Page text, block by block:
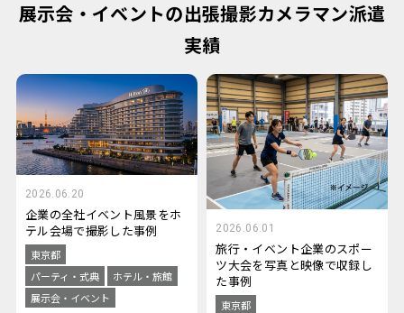
展示会・イベントの出張撮影カメラマン派遣
実績
2026.06.20
企業の全社イベント風景をホ
テル会場で撮影した事例
東京都
パーティ・式典
ホテル・旅館
展示会・イベント
2026.06.01
旅行・イベント企業のスポー
ツ大会を写真と映像で収録し
た事例
東京都